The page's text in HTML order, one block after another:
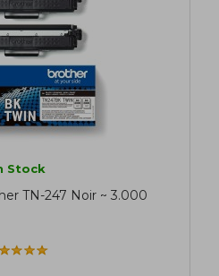
Stock
TN-247 Noir ~ 3.000